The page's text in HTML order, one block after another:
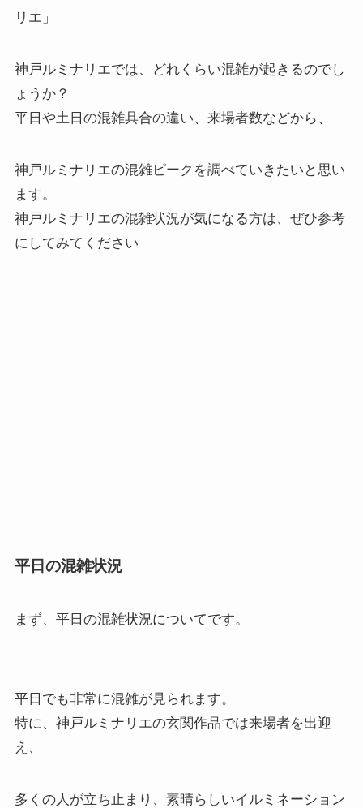
リエ」
神戸ルミナリエでは、どれくらい混雑が起きるのでし
ょうか？
平日や土日の混雑具合の違い、来場者数などから、
神戸ルミナリエの混雑ピークを調べていきたいと思い
ます。
神戸ルミナリエの混雑状況が気になる方は、ぜひ参考
にしてみてください
平日の混雑状況
まず、 平日の混雑状況についてです。
平日でも非常に混雑が見られます。
特に、神戸ルミナリエの玄関作品では来場者を出迎
え、
多くの人が立ち止まり、素晴らしいイルミネーション